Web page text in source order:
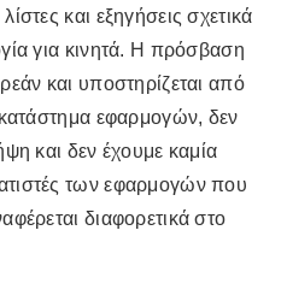
και εξηγήσεις σχετικά
για κινητά. Η πρόσβαση
και υποστηρίζεται από
κατάστημα εφαρμογών, δεν
και δεν έχουμε καμία
των εφαρμογών που
διαφορετικά στο